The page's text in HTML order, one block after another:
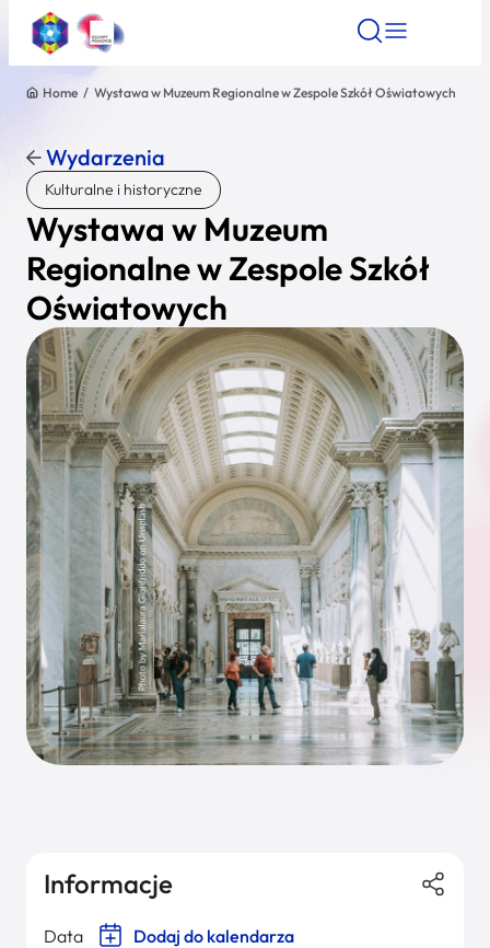
Znajdź atrakcję
Nazwa atrakcji
Miasto
Kategoria
Wyszukaj
Home / Wystawa w Muzeum Regionalne w Zespole Szkół Oświatowych
Wydarzenia
Kulturalne i historyczne
Wystawa w Muzeum
Regionalne w Zespole Szkół
Oświatowych
Informacje
Data Dodaj do kalendarza